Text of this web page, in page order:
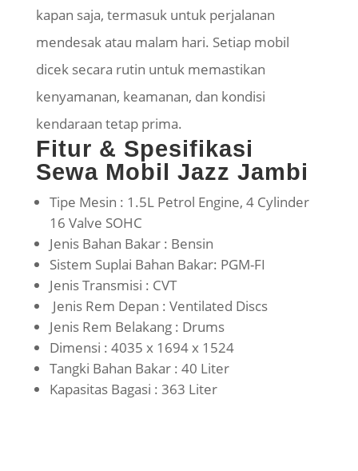
kapan saja, termasuk untuk perjalanan
mendesak atau malam hari. Setiap mobil
dicek secara rutin untuk memastikan
kenyamanan, keamanan, dan kondisi
kendaraan tetap prima.
Fitur & Spesifikasi
Sewa Mobil Jazz Jambi
Tipe Mesin : 1.5L Petrol Engine, 4 Cylinder
16 Valve SOHC
Jenis Bahan Bakar : Bensin
Sistem Suplai Bahan Bakar: PGM-FI
Jenis Transmisi : CVT
Jenis Rem Depan : Ventilated Discs
Jenis Rem Belakang : Drums
Dimensi : 4035 x 1694 x 1524
Tangki Bahan Bakar : 40 Liter
Kapasitas Bagasi : 363 Liter